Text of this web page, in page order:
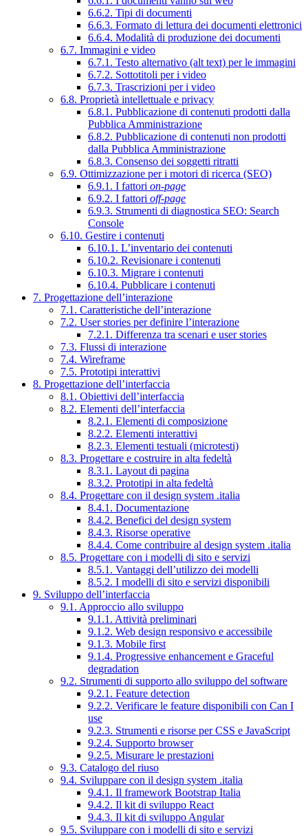
6.6.2. Tipi di documenti
6.6.3. Formato di lettura dei documenti elettronici
6.6.4. Modalità di produzione dei documenti
6.7. Immagini e video
6.7.1. Testo alternativo (alt text) per le immagini
6.7.2. Sottotitoli per i video
6.7.3. Trascrizioni per i video
6.8. Proprietà intellettuale e privacy
6.8.1. Pubblicazione di contenuti prodotti dalla
Pubblica Amministrazione
6.8.2. Pubblicazione di contenuti non prodotti
dalla Pubblica Amministrazione
6.8.3. Consenso dei soggetti ritratti
6.9. Ottimizzazione per i motori di ricerca (SEO)
6.9.1. I fattori on-page
6.9.2. I fattori off-page
6.9.3. Strumenti di diagnostica SEO: Search
Console
6.10. Gestire i contenuti
6.10.1. L’inventario dei contenuti
6.10.2. Revisionare i contenuti
6.10.3. Migrare i contenuti
6.10.4. Pubblicare i contenuti
7. Progettazione dell’interazione
7.1. Caratteristiche dell’interazione
7.2. User stories per definire l’interazione
7.2.1. Differenza tra scenari e user stories
7.3. Flussi di interazione
7.4. Wireframe
7.5. Prototipi interattivi
8. Progettazione dell’interfaccia
8.1. Obiettivi dell’interfaccia
8.2. Elementi dell’interfaccia
8.2.1. Elementi di composizione
8.2.2. Elementi interattivi
8.2.3. Elementi testuali (microtesti)
8.3. Progettare e costruire in alta fedeltà
8.3.1. Layout di pagina
8.3.2. Prototipi in alta fedeltà
8.4. Progettare con il design system .italia
8.4.1. Documentazione
8.4.2. Benefici del design system
8.4.3. Risorse operative
8.4.4. Come contribuire al design system .italia
8.5. Progettare con i modelli di sito e servizi
8.5.1. Vantaggi dell’utilizzo dei modelli
8.5.2. I modelli di sito e servizi disponibili
9. Sviluppo dell’interfaccia
9.1. Approccio allo sviluppo
9.1.1. Attività preliminari
9.1.2. Web design responsivo e accessibile
9.1.3. Mobile first
9.1.4. Progressive enhancement e Graceful
degradation
9.2. Strumenti di supporto allo sviluppo del software
9.2.1. Feature detection
9.2.2. Verificare le feature disponibili con Can I
use
9.2.3. Strumenti e risorse per CSS e JavaScript
9.2.4. Supporto browser
9.2.5. Misurare le prestazioni
9.3. Catalogo del riuso
9.4. Sviluppare con il design system .italia
9.4.1. Il framework Bootstrap Italia
9.4.2. Il kit di sviluppo React
9.4.3. Il kit di sviluppo Angular
9.5. Sviluppare con i modelli di sito e servizi